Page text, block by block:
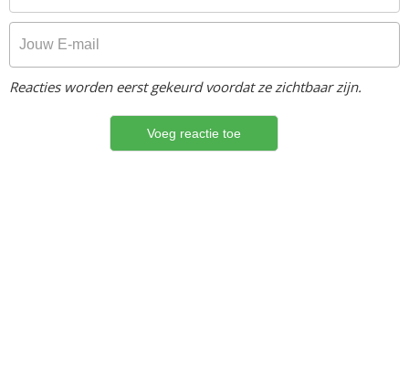
Reacties worden eerst gekeurd voordat ze zichtbaar zijn.